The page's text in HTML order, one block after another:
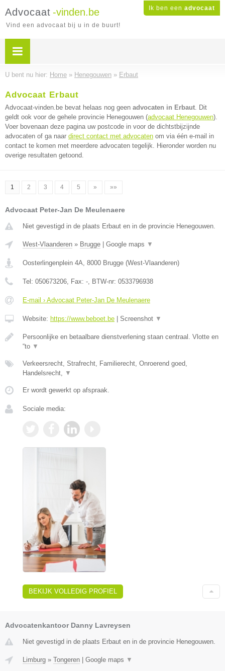
Ik ben een advocaat
Advocaat -vinden.be
Vind een advocaat bij u in de buurt!
U bent nu hier: Home » Henegouwen » Erbaut
Advocaat Erbaut
Advocaat-vinden.be bevat helaas nog geen advocaten in Erbaut. Dit
geldt ook voor de gehele provincie Henegouwen (advocaat Henegouwen).
Voer bovenaan deze pagina uw postcode in voor de dichtstbijzijnde
advocaten of ga naar direct contact met advocaten om via één e-mail in
contact te komen met meerdere advocaten tegelijk. Hieronder worden nu
overige resultaten getoond.
1 2 3 4 5 » »»
Advocaat Peter-Jan De Meulenaere
Niet gevestigd in de plaats Erbaut en in de provincie Henegouwen.
West-Vlaanderen » Brugge Google maps ▼
Oosterlingenplein 4A, 8000 Brugge (West-Vlaanderen)
Tel: 050673206, Fax: -, BTW-nr: 0533796938
E-mail › Advocaat Peter-Jan De Meulenaere
Website: https://www.beboet.be Screenshot ▼
Persoonlijke en betaalbare dienstverlening staan centraal. Vlotte en
“to ▼
Verkeersrecht, Strafrecht, Familierecht, Onroerend goed,
Handelsrecht, ▼
Er wordt gewerkt op afspraak.
Sociale media:
BEKIJK VOLLEDIG PROFIEL
Advocatenkantoor Danny Lavreysen
Niet gevestigd in de plaats Erbaut en in de provincie Henegouwen.
Limburg » Tongeren Google maps ▼